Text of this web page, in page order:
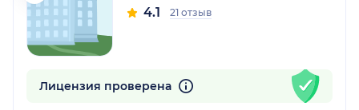
4.1 21 отзыв
Лицензия проверена